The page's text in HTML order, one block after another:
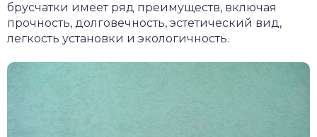
брусчатки имеет ряд преимуществ, включая
прочность, долговечность, эстетический вид,
легкость установки и экологичность.